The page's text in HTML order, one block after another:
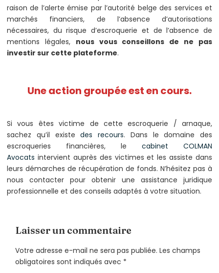
raison de l’alerte émise par l’autorité belge des services et
marchés financiers, de l’absence d’autorisations
nécessaires, du risque d’escroquerie et de l’absence de
mentions légales, nous vous conseillons de ne pas
investir sur cette plateforme.
Une action groupée est en cours.
Si vous êtes victime de cette escroquerie / arnaque,
sachez qu’il existedes recours. Dans le domaine des
escroqueries financières, le cabinet COLMAN
Avocats intervient auprès des victimes et les assiste dans
leurs démarches de récupération de fonds. N’hésitez pas à
nous contacter pour obtenir une assistance juridique
professionnelle et des conseils adaptés à votre situation.
Laisser un commentaire
Votre adresse e-mail ne sera pas publiée. Les champs
obligatoires sont indiqués avec *